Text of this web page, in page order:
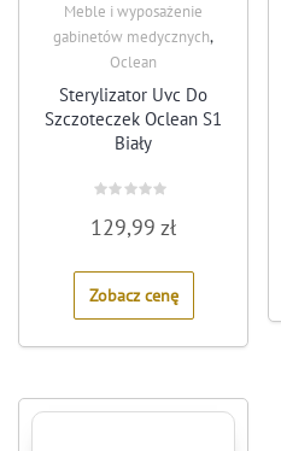
Meble i wyposażenie
gabinetów medycznych,
Oclean
Sterylizator Uvc Do
Szczoteczek Oclean S1
Biały
0
5
129,99zł
Zobacz cenę